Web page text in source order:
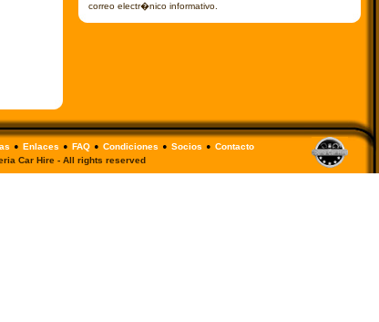
correo electr�nico informativo.
• Enlaces • FAQ• Condiciones • Socios • Contacto
Car Hire - All rights reserved